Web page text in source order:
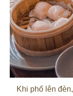
Khi phố lên